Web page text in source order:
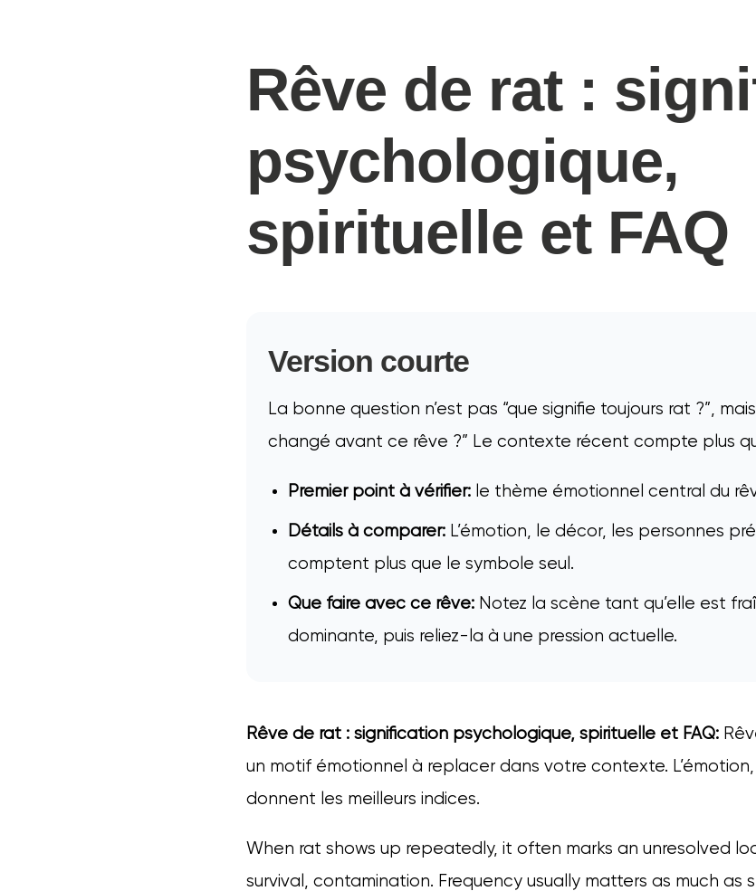
Rêve de rat :
psychologique,
spirituelle et FAQ
Version courte
La bonne question n’est pas “que signifie toujours rat ?”,
changé avant ce rêve ?” Le contexte récent compte plus
Premier point à vérifier: le thème émotionnel central du
Détails à comparer: L’émotion, le décor, les personnes
comptent plus que le symbole seul.
Que faire avec ce rêve: Notez la scène tant qu’elle est
dominante, puis reliez-la à une pression actuelle.
Rêve de rat : signification psychologique, spirituelle et FAQ:
un motif émotionnel à replacer dans votre contexte.
donnent les meilleurs indices.
When rat shows up repeatedly, it often marks an unresolved
survival, contamination. Frequency usually matters as much as